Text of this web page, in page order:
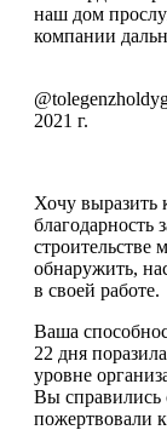
наш дом
компании
2021 г.
Хочу
благодарность
обнаружить,
в своей работе.
Ваша
22 дня
уровне
Вы справились
пожертвовали